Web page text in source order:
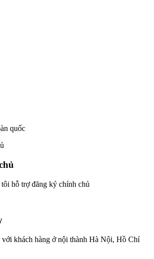
quốc
hỗ trợ đăng ký chính chủ
với khách hàng ở nội thành Hà Nội, Hồ Chí